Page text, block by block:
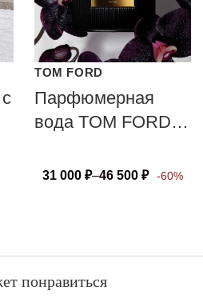
TOM FORD
Парфюмерная
вода TOM FORD
31 000 ₽–46 500 ₽ -60%
понравиться